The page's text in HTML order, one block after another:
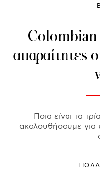
απαραίτητες
Ποια είναι τα
ακολουθήσουμε για